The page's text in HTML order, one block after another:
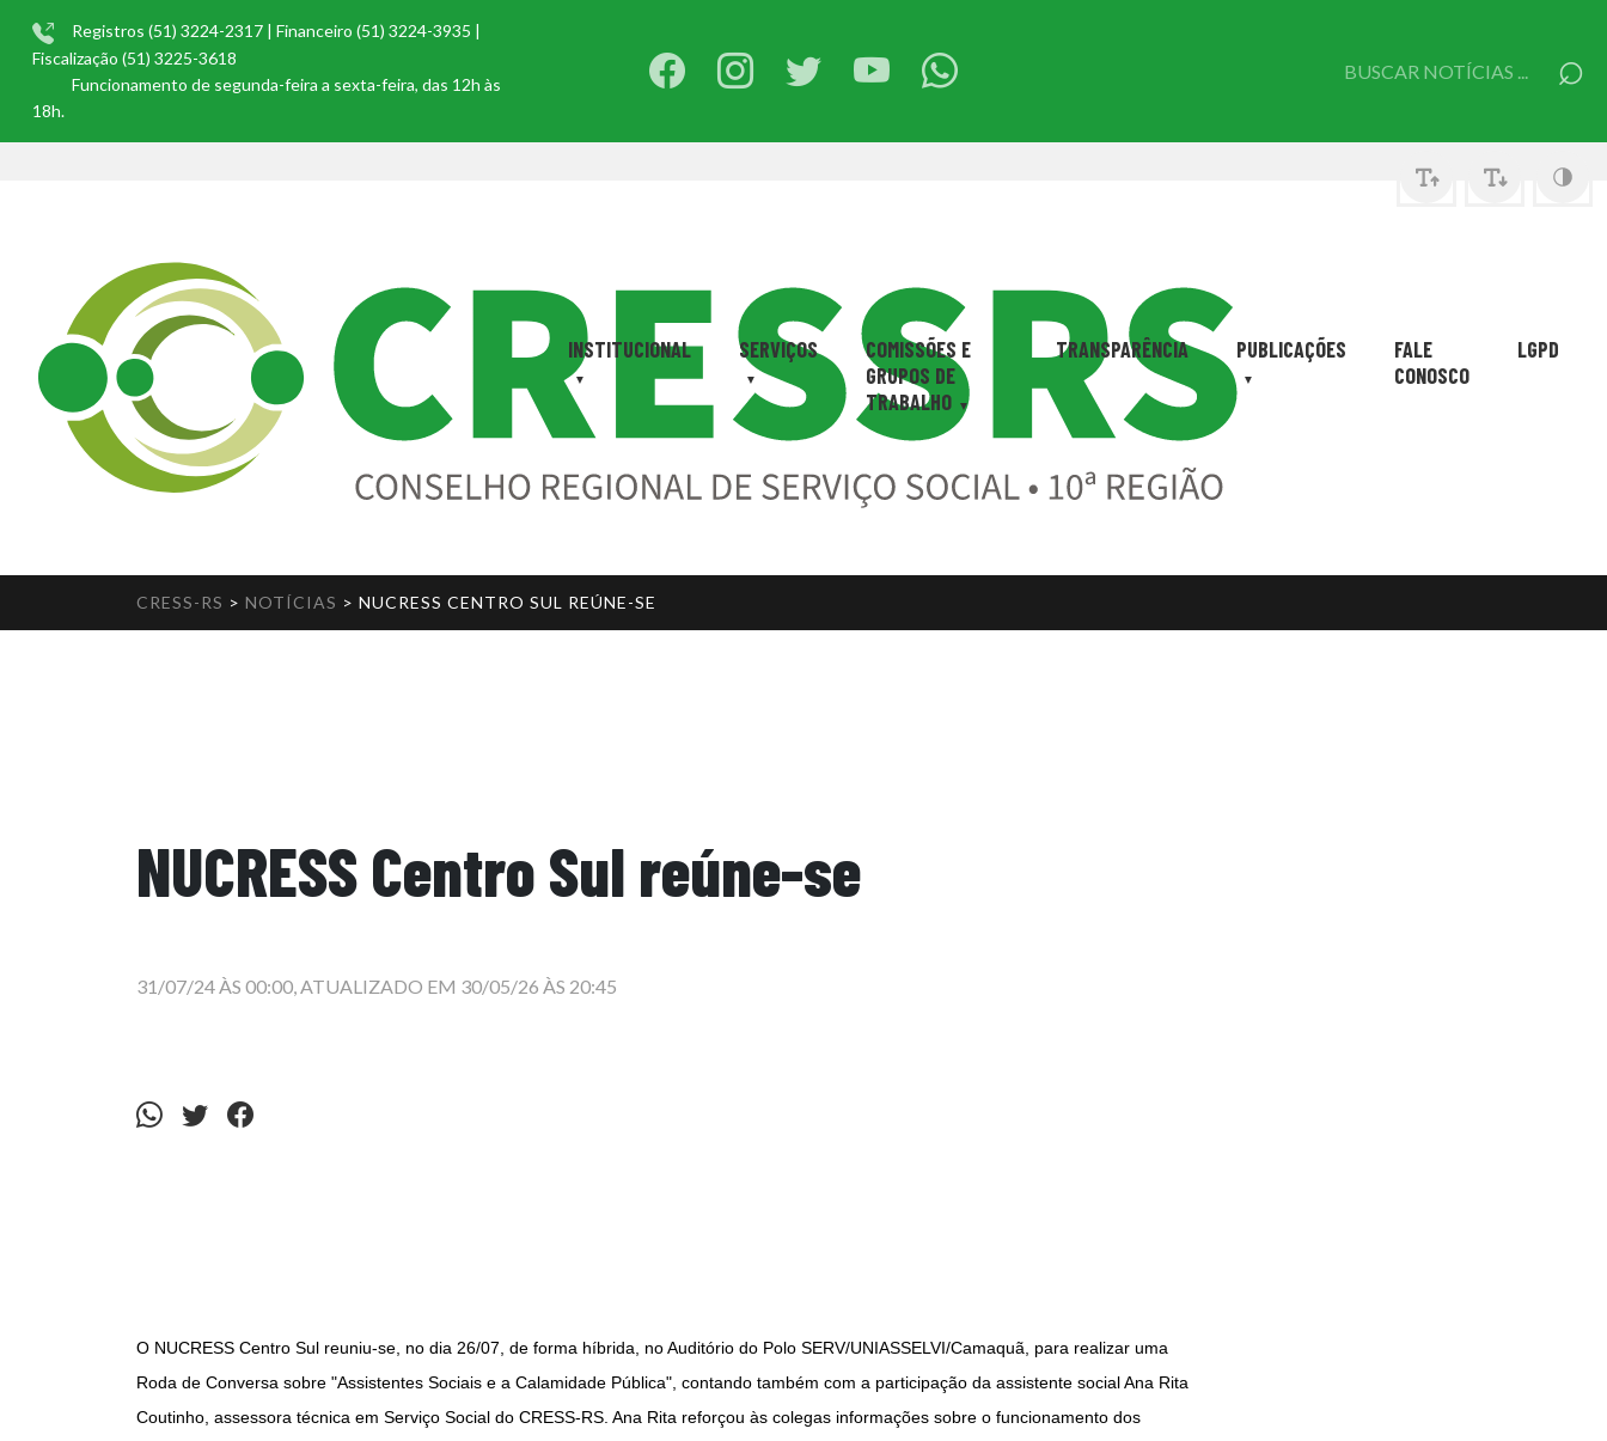
Registros (51) 3224-2317 | Financeiro (51) 3224-3935 |
Fiscalização (51) 3225-3618
Funcionamento de segunda-feira a sexta-feira, das 12h às
18h.
⌕
INSTITUCIONAL SERVIÇOS
COMISSÕES E
GRUPOS DE
TRABALHO
TRANSPARÊNCIA PUBLICAÇÕES
FALE
CONOSCO
LGPD
CRESS-RS > NOTÍCIAS > NUCRESS CENTRO SUL REÚNE-SE
NUCRESS Centro Sul reúne-se
31/07/24 ÀS 00:00, ATUALIZADO EM 30/05/26 ÀS 20:45
O NUCRESS Centro Sul reuniu-se, no dia 26/07, de forma híbrida, no Auditório do Polo SERV/UNIASSELVI/Camaquã, para realizar uma
Roda de Conversa sobre "Assistentes Sociais e a Calamidade Pública", contando também com a participação da assistente social Ana Rita
Coutinho, assessora técnica em Serviço Social do CRESS-RS. Ana Rita reforçou às colegas informações sobre o funcionamento dos